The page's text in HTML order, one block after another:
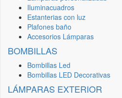
Iluminacuadros
Estanterias con luz
Plafones baño
Accesorios Lámparas
BOMBILLAS
Bombillas Led
Bombillas LED Decorativas
LÁMPARAS EXTERIOR